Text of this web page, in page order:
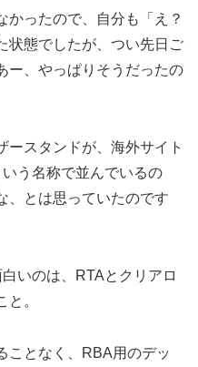
かったので、自分も「え？
状態でしたが、つい先日ご
ー、やっぱりそうだったの
ースタンドが、海外サイト
う名称で並んでいるの
、とは思っていたのです
いのは、RTAとクリアロ
。
ことなく、RBA用のデッ